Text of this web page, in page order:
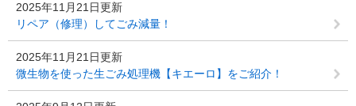
2025年11月21日更新
リペア（修理）してごみ減量！
2025年11月21日更新
微生物を使った生ごみ処理機【キエーロ】をご紹介！